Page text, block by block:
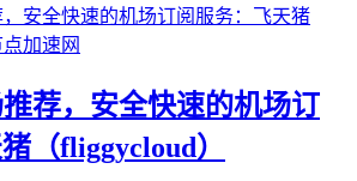
荐，安全快速的机场订
（fliggycloud）